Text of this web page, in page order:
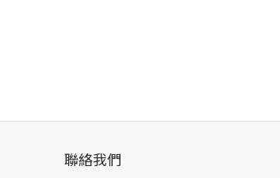
聯絡我們